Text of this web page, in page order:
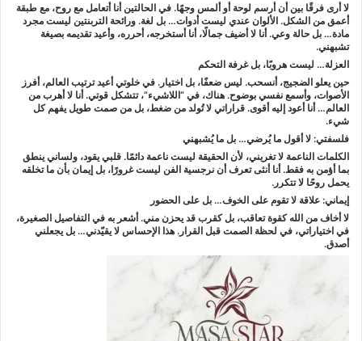
لا أرى فرقًا بين أن أرسم لوحة أو ألمس وجهًا. في الحالتين أنا أتعامل مع روح، مع طبقة
أعمق من الشكل. الألوان عندي ليست أدوات… بل لغة. ورائحة التربنتين ليست مجرد
مادة… بل حالة وعي. أنا لا أضيف جمالًا، أنا أستخرجه، أحرره، وأعيد تقديمه بصيغة
تشبهني.
العزلة… ليست هروبًا، بل غرفة التحكم
حين يعلو الضجيج، أنسحب. ليس ضعفًا، بل اختيار. في خلوتي أعيد ترتيب العالم، أفرز
الأصوات، وأسمع نفسي بوضوح. هناك، في “اللاشيء”، تتشكل قوتي. أنا لا أهرب من
العالم… أنا أعود إليه أقوى. قراراتي لا تُولد من ضغط، بل من صمت طويل يفهم كل
شيء.
فلسفتي: لا أقول ما يُرضي… بل ما يُشبهني
الكلمات الناعمة لا تغريني، لأن الحقيقة ليست ناعمة دائمًا. قلبي يقود، ولساني ينطق
بما أؤمن به فقط. أنا أنثى تعرف أن نرجسية الفن ليست غرورًا، بل إيمان بأن ما تخلقه
يحمل روحًا لا تتكرر.
إيماني: علاقة لا تقوم على الخوف… بل على الحضور
لا أخاف من الله كقوة تعاقب، بل كقرب قد يحزن مني. أشعر به في التفاصيل الصغيرة،
في اختياراتي، في لحظة الصمت قبل القرار. هذا الإحساس لا يقيّدني… بل يجعلني
أصدق.